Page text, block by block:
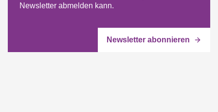
Newsletter abmelden kann.